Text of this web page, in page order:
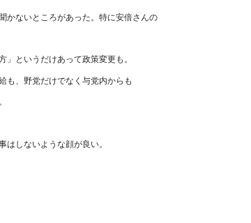
かないところがあった。特に安倍さんの
というだけあって政策変更も。
も、野党だけでなく与党内からも
はしないような顔が良い。